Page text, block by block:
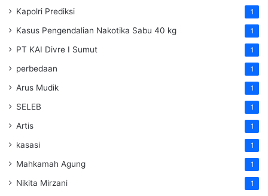
Kapolri Prediksi 1
Kasus Pengendalian Nakotika Sabu 40 kg 1
PT KAI Divre I Sumut 1
perbedaan 1
Arus Mudik 1
SELEB 1
Artis 1
kasasi 1
Mahkamah Agung 1
Nikita Mirzani 1